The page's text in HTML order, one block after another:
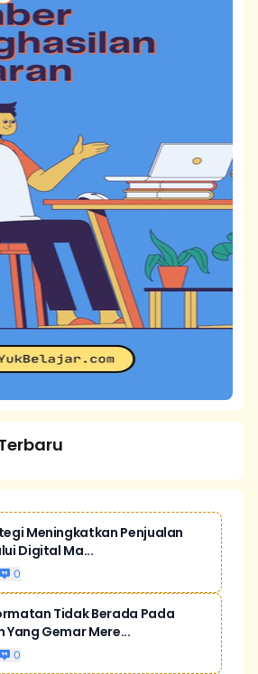
Meningkatkan Penjualan
Digital Ma...
0
Tidak Berada Pada
Yang Gemar Mere...
0